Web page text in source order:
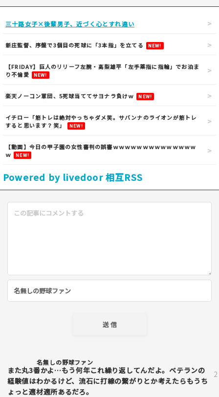
三十路女子×後輩男子、近づく心とすれ違い
新庄監督、序盤で3個目の死球に「3本指」を立てる NEW!
【FRIDAY】巨人のリリーフ左腕・高梨雄平「左手薬指に指輪」でお泊ま
り不倫愛
NEW!
楽天ノーコン軍団、5死球当ててサヨナラ負けｗ NEW!
イチロー「筋トレは絶対やっちゃダメ笑。サバンナのライオンが筋トレ
すると思います？笑」
NEW!
【動画】今日の甲子園の女性審判の誤審ｗｗｗｗｗｗｗｗｗｗｗｗｗｗ
ｗ
NEW!
Powered by livedoor 相互RSS
名無しの野球ファン
また丸3番かよ…もう何年これ繰り返してんだよ。ベテランの
経験値はわかるけど、流石に打線の繋がりとか考えたらもうち
ょっと適材適所あるだろ。